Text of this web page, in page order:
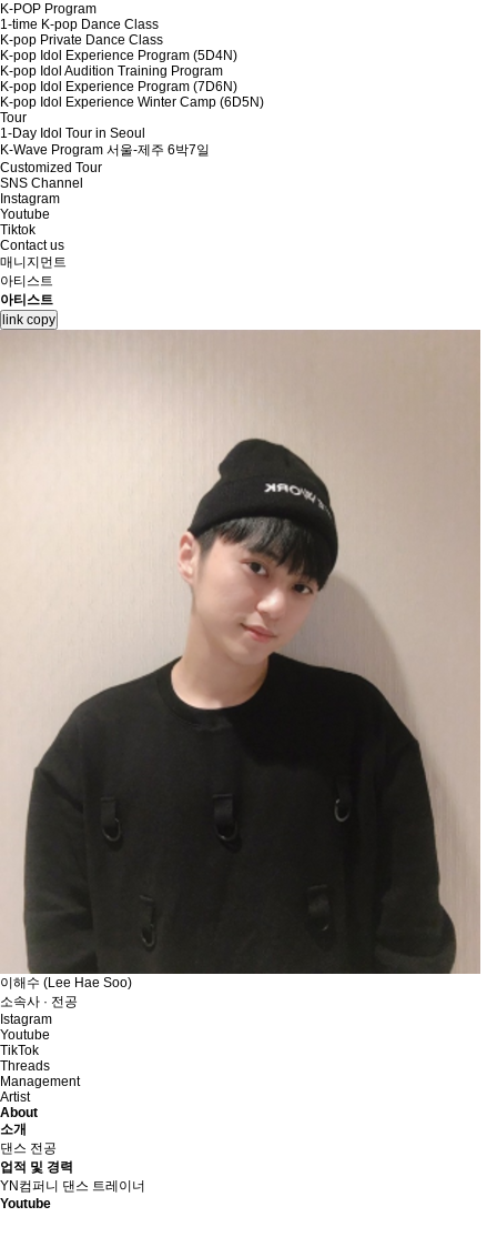
K-POP Program
1-time K-pop Dance Class
K-pop Private Dance Class
K-pop Idol Experience Program (5D4N)
K-pop Idol Audition Training Program
K-pop Idol Experience Program (7D6N)
K-pop Idol Experience Winter Camp (6D5N)
Tour
1-Day Idol Tour in Seoul
K-Wave Program 서울-제주 6박7일
Customized Tour
SNS Channel
Instagram
Youtube
Tiktok
Contact us
매니지먼트
아티스트
아티스트
link copy
이해수 (Lee Hae Soo)
소속사 · 전공
Istagram
Youtube
TikTok
Threads
Management
Artist
About
소개
댄스 전공
업적 및 경력
YN컴퍼니 댄스 트레이너
Youtube